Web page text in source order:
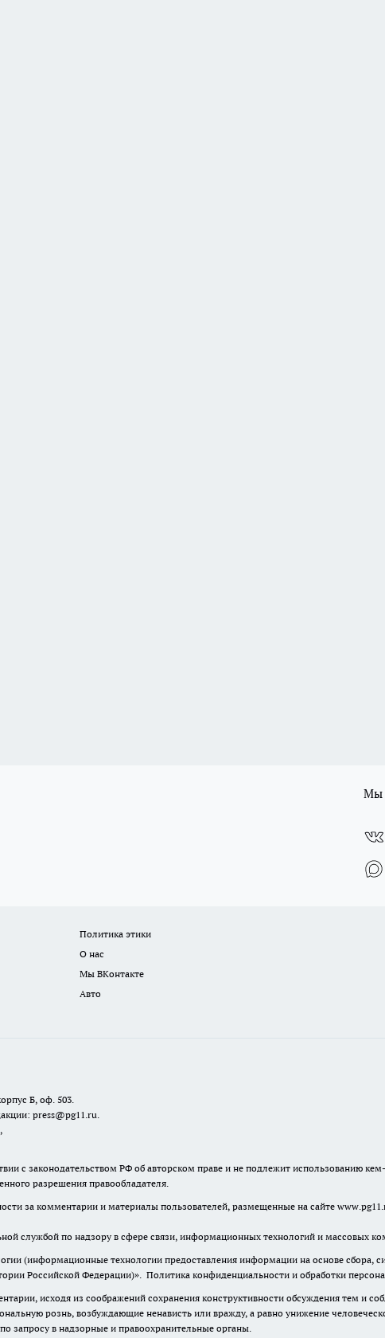
Мы
Политика этики
О нас
Мы ВКонтакте
Авто
Б, оф. 503.
press@pg11.ru.
с законодательством РФ об авторском праве и не подлежит использованию
разрешения правообладателя.
за комментарии и материалы пользователей, размещенные на сайте
службой по надзору в сфере связи, информационных технологий и массовых
(информационные технологии предоставления информации на основе сбора,
Российской Федерации)». Политика конфиденциальности и обработки
исходя из соображений сохранения конструктивности обсуждения тем и
рознь, возбуждающие ненависть или вражду, а равно унижение
запросу в надзорные и правоохранительные органы.